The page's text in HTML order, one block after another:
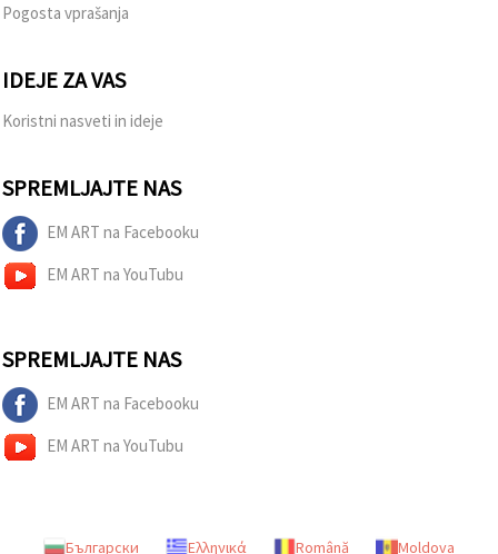
Pogosta vprašanja
IDEJE ZA VAS
Koristni nasveti in ideje
SPREMLJAJTE NAS
EM ART na Facebooku
EM ART na YouTubu
SPREMLJAJTE NAS
EM ART na Facebooku
EM ART na YouTubu
Български Ελληνικά Română Moldova